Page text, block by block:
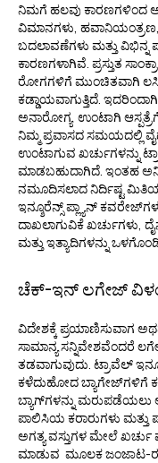
ನಿಮಗೆ ಹಲವು ಕಾರಣಗಳಿಂದ
ವಿಮಾನಗಳು,
ಬದಲಾವಣೆಗಳು ಮತ್ತು ವಿಭಿನ್ನ
ಕಾರಣಗಳಾಗಿವೆ. ಪ್ರಸ್ತುತ
ರೋಗಗಳಿಗೆ ಮುಂಚಿತವಾಗಿ
ಕಡ್ಡಾಯವಾಗುತ್ತಿದೆ.
ಅನಾರೋಗ್ಯ ಉಂಟಾಗಿ
ನಿಮ್ಮ ಪ್ರವಾಸದ ಸಮಯದಲ್ಲಿ
ಉಂಟಾಗುವ ಖರ್ಚುಗಳನ್ನು
ಮಾಡಬಹುದಾಗಿದೆ. ಇಂತಹ
ನಮೂದಿಸಲಾದ ನಿರ್ದಿಷ್ಟ
ಇನ್ಶೂರೆನ್ಸ್ ಪ್ಲ್ಯಾನ್
ದಾಖಲಾಗುವಿಕೆ ಖರ್ಚುಗಳು,
ಮತ್ತು ಇತ್ಯಾದಿಗಳನ್ನು
ಚೆಕ್-ಇನ್ ಲಗೇಜ್
ವಿದೇಶಕ್ಕೆ ಪ್ರಯಾಣಿಸುವಾಗ
ಸಾಮಾನ್ಯ ಸನ್ನಿವೇಶವೆಂದರೆ
ತಡವಾಗುವುದು. ಟ್ರಾವೆಲ್
ಕಳೆದುಹೋದ ಬ್ಯಾಗೇಜ್‌ಗಳಿಗೆ
ಬ್ಯಾಗ್‌ಗಳನ್ನು ಮರುಪಡೆಯಲು
ಪಾಲಿಸಿಯ ಕರಾರುಗಳು ಮತ್ತು
ಅಗತ್ಯ ವಸ್ತುಗಳ ಮೇಲೆ
ಮಾಡುವ ಮೂಲಕ ಜಂಜಾಟ-